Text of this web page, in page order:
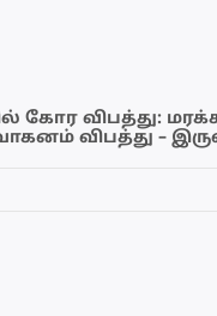
கோர விபத்து:
விபத்து –